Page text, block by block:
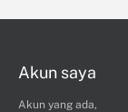
Akun saya
Akun yang ada,